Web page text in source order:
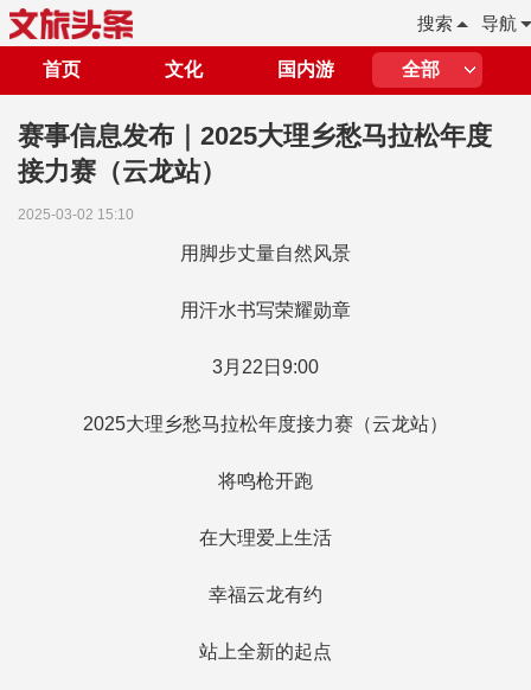
导航
搜索
首页 文化 国内游 全部
赛事信息发布｜2025大理乡愁马拉松年度
接力赛（云龙站）
2025-03-02 15:10
用脚步丈量自然风景
用汗水书写荣耀勋章
3月22日9:00
2025大理乡愁马拉松年度接力赛（云龙站）
将鸣枪开跑
在大理爱上生活
幸福云龙有约
站上全新的起点